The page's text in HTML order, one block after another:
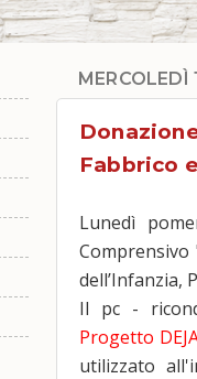
Fabbrico
Lunedì
Comprensivo
dell’Infanzia,
Il pc -
Progetto
utilizzato